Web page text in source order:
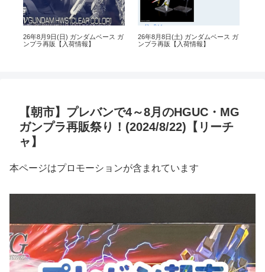
26年8月9日(日) ガンダムベース ガ
ンプラ再販【入荷情報】
26年8月8日(土) ガンダムベース ガ
ンプラ再販【入荷情報】
【朝市】プレバンで4～8月のHGUC・MG
ガンプラ再販祭り！(2024/8/22)【リーチ
ャ】
本ページはプロモーションが含まれています